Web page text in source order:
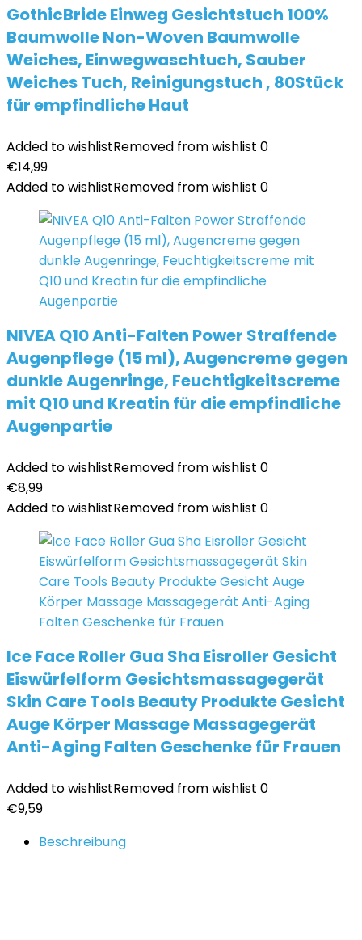
GothicBride Einweg Gesichtstuch 100%
Baumwolle Non-Woven Baumwolle
Weiches, Einwegwaschtuch, Sauber
Weiches Tuch, Reinigungstuch , 80Stück
für empfindliche Haut
Added to wishlistRemoved from wishlist 0
€14,99
Added to wishlistRemoved from wishlist 0
NIVEA Q10 Anti-Falten Power Straffende
Augenpflege (15 ml), Augencreme gegen
dunkle Augenringe, Feuchtigkeitscreme
mit Q10 und Kreatin für die empfindliche
Augenpartie
Added to wishlistRemoved from wishlist 0
€8,99
Added to wishlistRemoved from wishlist 0
Ice Face Roller Gua Sha Eisroller Gesicht
Eiswürfelform Gesichtsmassagegerät
Skin Care Tools Beauty Produkte Gesicht
Auge Körper Massage Massagegerät
Anti-Aging Falten Geschenke für Frauen
Added to wishlistRemoved from wishlist 0
€9,59
Beschreibung